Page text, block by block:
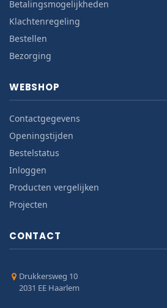
Betalingsmogelijkheden
Klachtenregeling
Bestellen
Bezorging
WEBSHOP
Contactgegevens
Openingstijden
Bestelstatus
Inloggen
Producten vergelijken
Projecten
CONTACT
Drukkersweg 10
2031 EE Haarlem